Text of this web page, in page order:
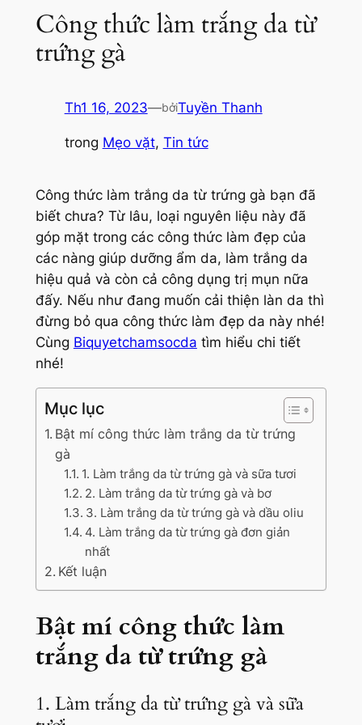
Công thức làm trắng da từ
trứng gà
Th1 16, 2023—bởiTuyền Thanh
trong Mẹo vặt, Tin tức
Công thức làm trắng da từ trứng gà bạn đã
biết chưa? Từ lâu, loại nguyên liệu này đã
góp mặt trong các công thức làm đẹp của
các nàng giúp dưỡng ẩm da, làm trắng da
hiệu quả và còn cả công dụng trị mụn nữa
đấy. Nếu như đang muốn cải thiện làn da thì
đừng bỏ qua công thức làm đẹp da này nhé!
Cùng Biquyetchamsocda tìm hiểu chi tiết
nhé!
Mục lục
Bật mí công thức làm trắng da từ trứng
gà
1. Làm trắng da từ trứng gà và sữa tươi
2. Làm trắng da từ trứng gà và bơ
3. Làm trắng da từ trứng gà và dầu oliu
4. Làm trắng da từ trứng gà đơn giản
nhất
Kết luận
Bật mí công thức làm
trắng da từ trứng gà
1. Làm trắng da từ trứng gà và sữa